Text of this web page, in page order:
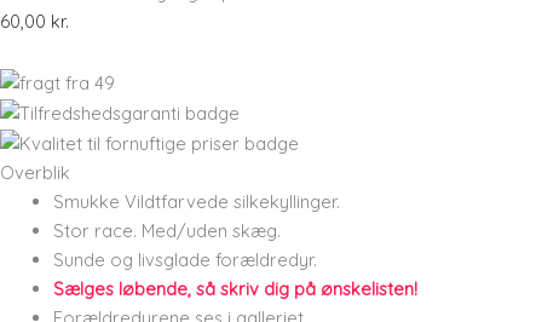
60,00 kr.
Overblik
Smukke Vildtfarvede silkekyllinger.
Stor race. Med/uden skæg.
Sunde og livsglade forældredyr.
Sælges løbende, så skriv dig på ønskelisten!